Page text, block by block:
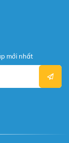
mới nhất